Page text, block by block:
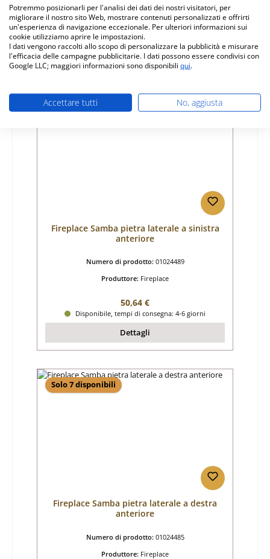
Produttore: Fireplace
Prezzo normale:
50,61 €
Disponibile, tempi di consegna: 4-6 giorni
Dettagli
Fireplace Samba pietra laterale a sinistra
anteriore
Numero di prodotto: 01024489
Produttore: Fireplace
Prezzo normale:
50,64 €
Disponibile, tempi di consegna: 4-6 giorni
Dettagli
Solo 7 disponibili
Fireplace Samba pietra laterale a destra
anteriore
Numero di prodotto: 01024485
Produttore: Fireplace
Potremmo posizionarli per l'analisi dei dati dei nostri visitatori, per
migliorare il nostro sito Web, mostrare contenuti personalizzati e offrirti
un'esperienza di navigazione eccezionale. Per ulteriori informazioni sui
cookie utilizziamo aprire le impostazioni.
I dati vengono raccolti allo scopo di personalizzare la pubblicità e misurare
l'efficacia delle campagne pubblicitarie. I dati possono essere condivisi con
Google LLC; maggiori informazioni sono disponibili qui.
Accettare tutti No, aggiusta